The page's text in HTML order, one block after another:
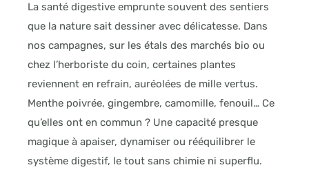
La santé digestive emprunte souvent des sentiers
que la nature sait dessiner avec délicatesse. Dans
nos campagnes, sur les étals des marchés bio ou
chez l’herboriste du coin, certaines plantes
reviennent en refrain, auréolées de mille vertus.
Menthe poivrée, gingembre, camomille, fenouil… Ce
qu’elles ont en commun ? Une capacité presque
magique à apaiser, dynamiser ou rééquilibrer le
système digestif, le tout sans chimie ni superflu.